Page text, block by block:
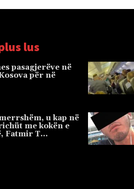
lus
pasagjerëve në
për në
u kap në
me kokën e
Fatmir T…